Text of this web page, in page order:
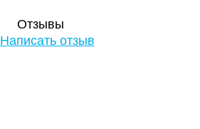
Отзывы
Написать отзыв